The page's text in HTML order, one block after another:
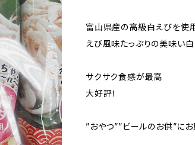
富山県産の高級白えびを使
えび風味たっぷりの美味い白
サクサク食感が最高
大好評！
”おやつ””ビールのお供”にお